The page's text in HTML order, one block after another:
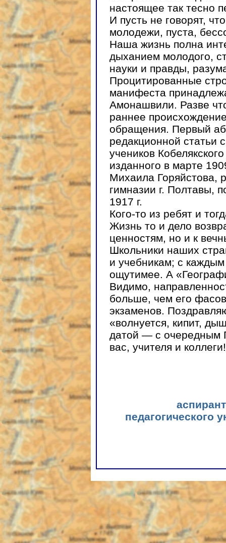
настоящее так тесно
И пусть не говорят,
молодежи, пуста,
Наша жизнь полна
дыханием молодого,
науки и правды,
Процитированные
манифеста
Амонашвили. Разве
раннее
обращения. Первый
редакционной статьи
учеников
изданного в марте
Михаила Горяйстова,
гимназии г. Полтавы,
1917 г.
Кого-то из ребят и
Жизнь то и дело
ценностям, но и к
Школьники наших
и учебникам; с
ощутимее. А
Видимо,
больше, чем его
экзаменов.
«волнуется, кипит,
датой — с очередным
вас, учителя и коллеги!
педагогического